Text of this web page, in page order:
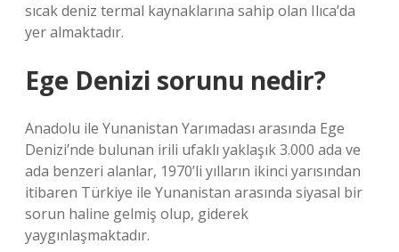
sıcak deniz termal kaynaklarına sahip olan Ilıca’da
yer almaktadır.
Ege Denizi sorunu nedir?
Anadolu ile Yunanistan Yarımadası arasında Ege
Denizi’nde bulunan irili ufaklı yaklaşık 3.000 ada ve
ada benzeri alanlar, 1970’li yılların ikinci yarısından
itibaren Türkiye ile Yunanistan arasında siyasal bir
sorun haline gelmiş olup, giderek
yaygınlaşmaktadır.